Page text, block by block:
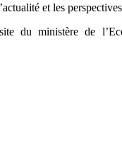
et les
du ministère de